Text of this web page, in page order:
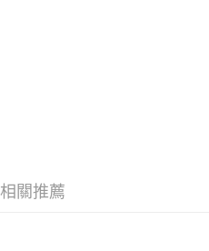
相關推薦